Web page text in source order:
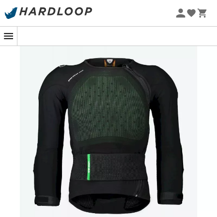
Zomeraanbiedingen 🔥 -5% EXTRA vanaf 2 producten* met
rugbeschermer POC Spine VPD 2.0is een
onmisbaar uitrustingsstuk voor sporters die
gepassioneerd zijn door extreme sporten, zoals
mountainbiken
skiënof snowboarden
. Het biedt een
maximale bescherming
voor uw ruggengraat dankzij
de innovatieve
VPD 2.0 beschermtechnologie
. Bij een
verdeelthet de impactover een groter oppervlak
om de energie beter te absorberen en het risico op